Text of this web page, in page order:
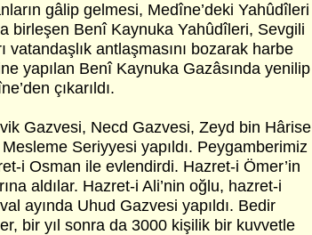
gâlip gelmesi, Medîne’deki Yahûdîleri
birleşen Benî Kaynuka Yahûdîleri, Sevgili
vatandaşlık antlaşmasını bozarak harbe
yapılan Benî Kaynuka Gazâsında yenilip
çıkarıldı.
Gazvesi, Necd Gazvesi, Zeyd bin Hârise
Seriyyesi yapıldı. Peygamberimiz
i Osman ile evlendirdi. Hazret-i Ömer’in
aldılar. Hazret-i Ali’nin oğlu, hazret-i
ayında Uhud Gazvesi yapıldı. Bedir
bir yıl sonra da 3000 kişilik bir kuvvetle